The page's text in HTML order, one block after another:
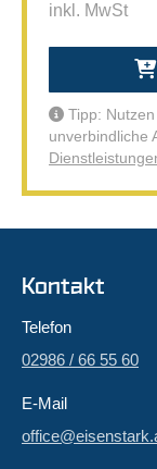
inkl. MwSt
Tipp:
unverbindliche
Kontakt
Telefon
02986 / 66 55 60
E-Mail